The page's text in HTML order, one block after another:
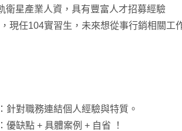
衛星產業人資，具有豐富人才招募經驗
現任104實習生，未來想從事行銷相關工
對職務連結個人經驗與特質。
缺點 + 具體案例 + 自省 ！